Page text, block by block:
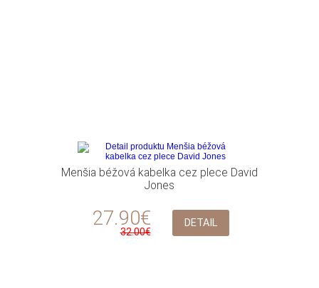
Menšia béžová kabelka cez plece David
Jones
27.90€
32.00€
DETAIL